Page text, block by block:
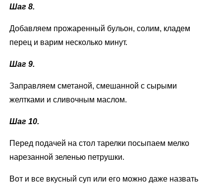
Шаг 8.
Добавляем прожаренный бульон, солим, кладем
перец и варим несколько минут.
Шаг 9.
Заправляем сметаной, смешанной с сырыми
желтками и сливочным маслом.
Шаг 10.
Перед подачей на стол тарелки посыпаем мелко
нарезанной зеленью петрушки.
Вот и все вкусный суп или его можно даже назвать